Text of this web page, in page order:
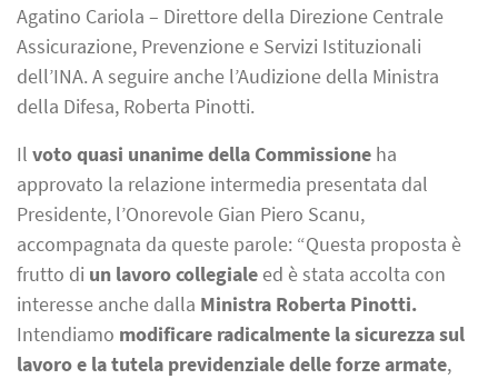
Agatino Cariola – Direttore della Direzione Centrale
Assicurazione, Prevenzione e Servizi Istituzionali
dell’INA. A seguire anche l’Audizione della Ministra
della Difesa, Roberta Pinotti.
Il voto quasi unanime della Commissione ha
approvato la relazione intermedia presentata dal
Presidente, l’Onorevole Gian Piero Scanu,
accompagnata da queste parole: “Questa proposta è
frutto di un lavoro collegiale ed è stata accolta con
interesse anche dalla Ministra Roberta Pinotti.
Intendiamo modificare radicalmente la sicurezza sul
lavoro e la tutela previdenziale delle forze armate,